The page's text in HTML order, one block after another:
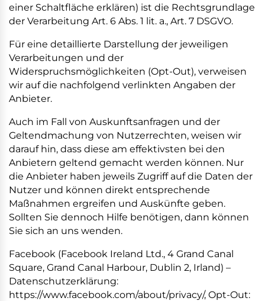
einer Schaltfläche erklären) ist die Rechtsgrundlage
der Verarbeitung Art. 6 Abs. 1 lit. a., Art. 7 DSGVO.
Für eine detaillierte Darstellung der jeweiligen
Verarbeitungen und der
Widerspruchsmöglichkeiten (Opt-Out), verweisen
wir auf die nachfolgend verlinkten Angaben der
Anbieter.
Auch im Fall von Auskunftsanfragen und der
Geltendmachung von Nutzerrechten, weisen wir
darauf hin, dass diese am effektivsten bei den
Anbietern geltend gemacht werden können. Nur
die Anbieter haben jeweils Zugriff auf die Daten der
Nutzer und können direkt entsprechende
Maßnahmen ergreifen und Auskünfte geben.
Sollten Sie dennoch Hilfe benötigen, dann können
Sie sich an uns wenden.
Facebook (Facebook Ireland Ltd., 4 Grand Canal
Square, Grand Canal Harbour, Dublin 2, Irland) –
Datenschutzerklärung:
https://www.facebook.com/about/privacy/, Opt-Out: